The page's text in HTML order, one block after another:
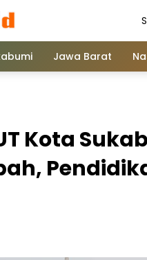
Jawa Barat
Kota